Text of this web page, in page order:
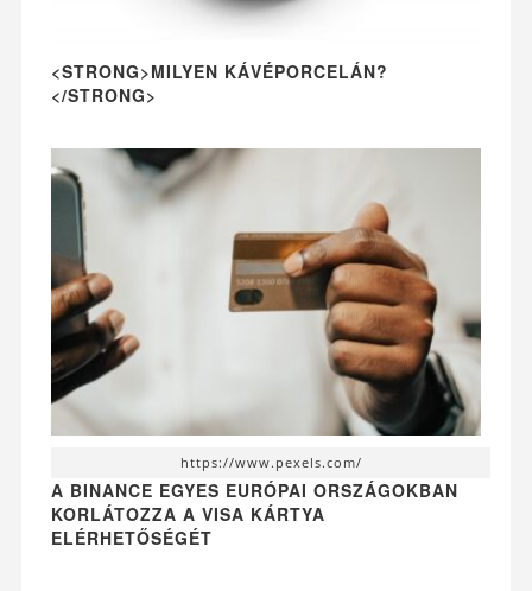
<STRONG>MILYEN KÁVÉPORCELÁN?
</STRONG>
https://www.pexels.com/
A BINANCE EGYES EURÓPAI ORSZÁGOKBAN
KORLÁTOZZA A VISA KÁRTYA
ELÉRHETŐSÉGÉT